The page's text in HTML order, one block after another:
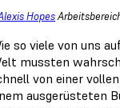
Hopes
so viele von uns
mussten
von einer
ausgerüsteten